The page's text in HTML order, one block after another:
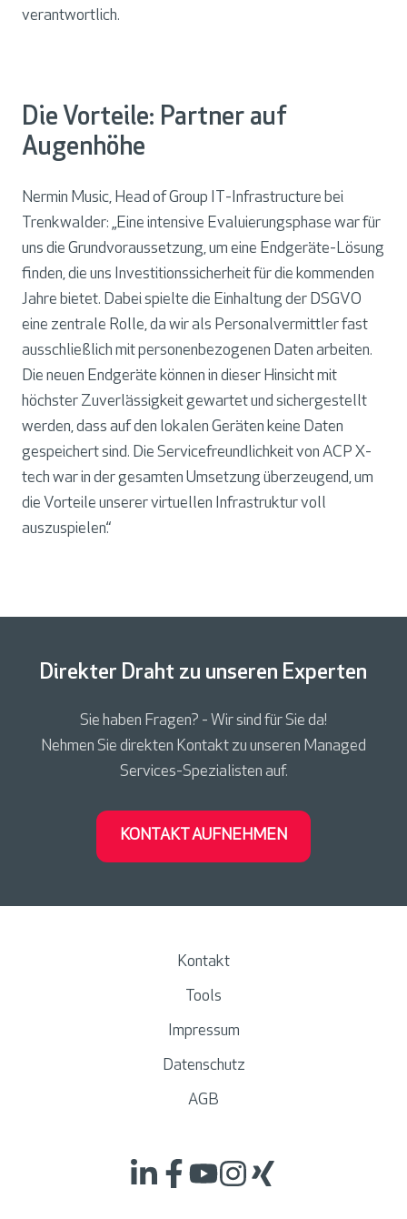
verantwortlich.
Die Vorteile: Partner auf
Augenhöhe
Nermin Music, Head of Group IT-Infrastructure bei
Trenkwalder: „Eine intensive Evaluierungsphase war für
uns die Grundvoraussetzung, um eine Endgeräte-Lösung
finden, die uns Investitionssicherheit für die kommenden
Jahre bietet. Dabei spielte die Einhaltung der DSGVO
eine zentrale Rolle, da wir als Personalvermittler fast
ausschließlich mit personenbezogenen Daten arbeiten.
Die neuen Endgeräte können in dieser Hinsicht mit
höchster Zuverlässigkeit gewartet und sichergestellt
werden, dass auf den lokalen Geräten keine Daten
gespeichert sind. Die Servicefreundlichkeit von ACP X-
tech war in der gesamten Umsetzung überzeugend, um
die Vorteile unserer virtuellen Infrastruktur voll
auszuspielen.“
Direkter Draht zu unseren Experten
Sie haben Fragen? - Wir sind für Sie da!
Nehmen Sie direkten Kontakt zu unseren Managed
Services-Spezialisten auf.
KONTAKT AUFNEHMEN
Kontakt
Tools
Impressum
Datenschutz
AGB